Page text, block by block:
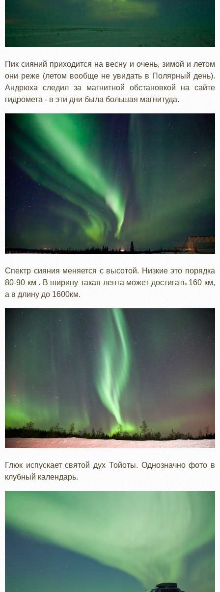
Пик сияний приходится на весну и очень, зимой и летом
они реже (летом вообще не увидать в Полярный день).
Андрюха следил за магнитной обстановкой на сайте
гидромета - в эти дни была большая магнитуда.
Спектр сияния меняется с высотой. Низкие это порядка
80-90 км . В ширину такая лента может достигать 160 км,
а в длину до 1600км.
Глюк испускает святой дух Тойоты. Однозначно фото в
клубный календарь.